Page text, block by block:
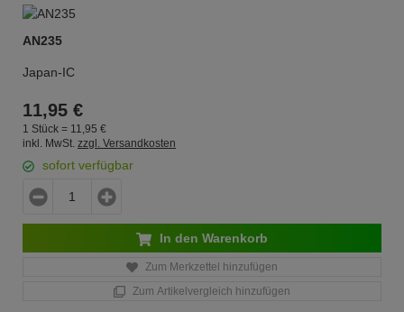
AN235
Japan-IC
11,95 €
1 Stück = 11, 95 €
inkl. MwSt. zzgl. Versandkosten
sofort verfügbar
In den Warenkorb
Zum Merkzettel hinzufügen
Zum Artikelvergleich hinzufügen